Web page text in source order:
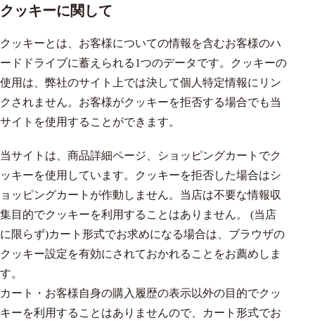
クッキーに関して
クッキーとは、お客様についての情報を含むお客様のハ
ードドライブに蓄えられる1つのデータです。クッキーの
使用は、弊社のサイト上では決して個人特定情報にリン
クされません。お客様がクッキーを拒否する場合でも当
サイトを使用することができます。
当サイトは、商品詳細ページ、ショッピングカートでク
ッキーを使用しています。クッキーを拒否した場合はシ
ョッピングカートが作動しません。当店は不要な情報収
集目的でクッキーを利用することはありません。 (当店
に限らず)カート形式でお求めになる場合は、ブラウザの
クッキー設定を有効にされておかれることをお薦めしま
す。
カート・お客様自身の購入履歴の表示以外の目的でクッ
キーを利用することはありませんので、カート形式でお